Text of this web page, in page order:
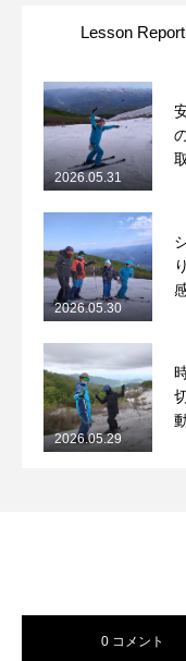
Lesson Report
2026.05.31
2026.05.30
2026.05.29
0 コメント